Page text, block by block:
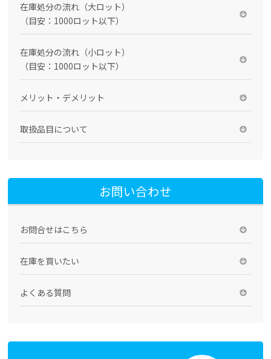
在庫処分の流れ（大ロット）
（目安：1000ロット以下）
在庫処分の流れ（小ロット）
（目安：1000ロット以下）
メリット・デメリット
取扱品目について
お問い合わせ
お問合せはこちら
在庫を買いたい
よくある質問